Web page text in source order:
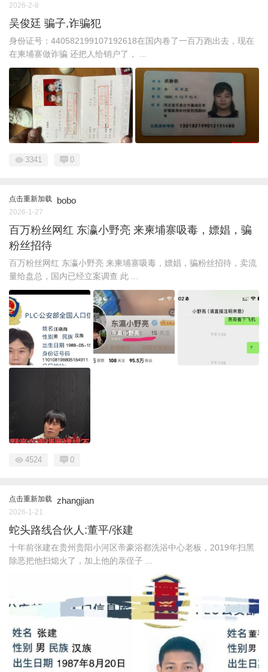
2026-2-8
吴俊廷 骗子,诈骗犯
身份证号：440582199107192618在国内卷了一百万跑出去，现在
在柬埔寨做诈骗 还把人给销户了， ...
3341 0
点击重新加载 bobo
2026-1-27
百万粉丝网红 东瀛小野亮 来柬埔寨吸毒，嫖娼，骗
粉丝招待
百万粉丝网红 东瀛小野亮 来柬埔寨吸毒，嫖娼，骗粉丝招待，卖流
量给盘总，国内已经立案调查 此 ...
4524 0
点击重新加载 zhangjian
2026-1-21
蛇头路线合伙人:董平/张建
十年前张建在贵州贵阳小河区帝豪浴都洗浴中心老板，2019年扫黑
除恶把他扫熄火了，加上他的亲侄子 ...